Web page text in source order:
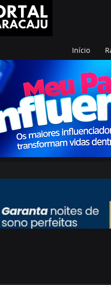
Início